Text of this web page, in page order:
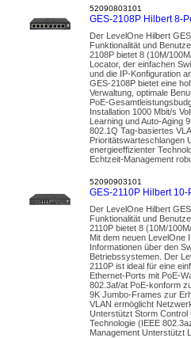
52090803101
GES-2108P Hilbert 8-
Der LevelOne Hilbert
Funktionalität und
2108P bietet 8 (10M/
Locator, der einfachen
und die IP-Konfiguration
GES-2108P bietet eine
Verwaltung, optimale
PoE-
Installation 1000 Mbit/s
Learning und Auto-Aging
802.1Q Tag-basiertes
Prioritätswarteschlangen
energieeffizienter
Echtzeit-Management
52090903101
GES-2110P Hilbert
Der LevelOne Hilbert
Funktionalität und
2110P bietet 8 (10M/
Mit dem neuen LevelOne
Informationen über den
Betriebssystemen. Der
2110P ist ideal für eine
Ethernet-Ports mit PoE-
802.3af/at PoE-konform
9K Jumbo-Frames zur
VLAN ermöglicht
Unterstützt Storm
Technologie (IEEE
Management Unterstützt